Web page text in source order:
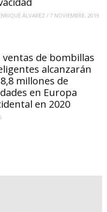
ÁLVAREZ/ 7 NOVIEMBRE, 2019
ventas de bombillas
alcanzarán
millones de
en Europa
en 2020